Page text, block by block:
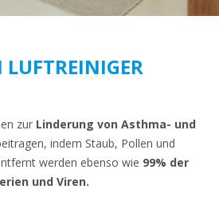
zur Linderung von Asthma- und
indem Staub, Pollen und
werden ebenso wie 99% der
und Viren.